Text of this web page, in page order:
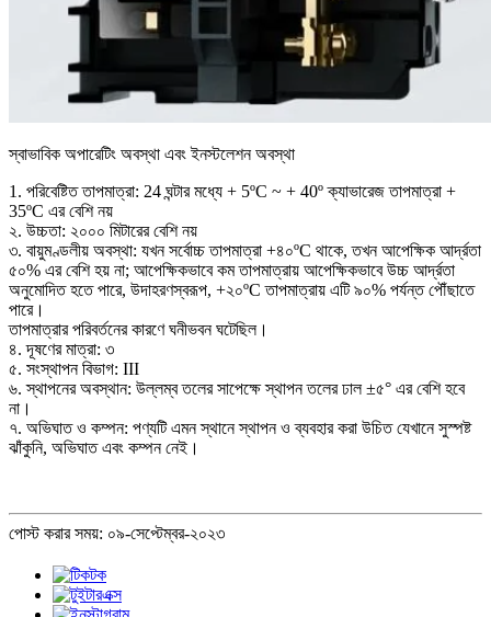
স্বাভাবিক অপারেটিং অবস্থা এবং ইনস্টলেশন অবস্থা
1. পরিবেষ্টিত তাপমাত্রা: 24 ঘন্টার মধ্যে + 5ºC ~ + 40º ক্যাভারেজ তাপমাত্রা +
35ºC এর বেশি নয়
২. উচ্চতা: ২০০০ মিটারের বেশি নয়
৩. বায়ুমণ্ডলীয় অবস্থা: যখন সর্বোচ্চ তাপমাত্রা +৪০ºC থাকে, তখন আপেক্ষিক আর্দ্রতা
৫০% এর বেশি হয় না; আপেক্ষিকভাবে কম তাপমাত্রায় আপেক্ষিকভাবে উচ্চ আর্দ্রতা
অনুমোদিত হতে পারে, উদাহরণস্বরূপ, +২০ºC তাপমাত্রায় এটি ৯০% পর্যন্ত পৌঁছাতে
পারে।
তাপমাত্রার পরিবর্তনের কারণে ঘনীভবন ঘটেছিল।
৪. দূষণের মাত্রা: ৩
৫. সংস্থাপন বিভাগ: III
৬. স্থাপনের অবস্থান: উল্লম্ব তলের সাপেক্ষে স্থাপন তলের ঢাল ±৫° এর বেশি হবে
না।
৭. অভিঘাত ও কম্পন: পণ্যটি এমন স্থানে স্থাপন ও ব্যবহার করা উচিত যেখানে সুস্পষ্ট
ঝাঁকুনি, অভিঘাত এবং কম্পন নেই।
পোস্ট করার সময়: ০৯-সেপ্টেম্বর-২০২৩